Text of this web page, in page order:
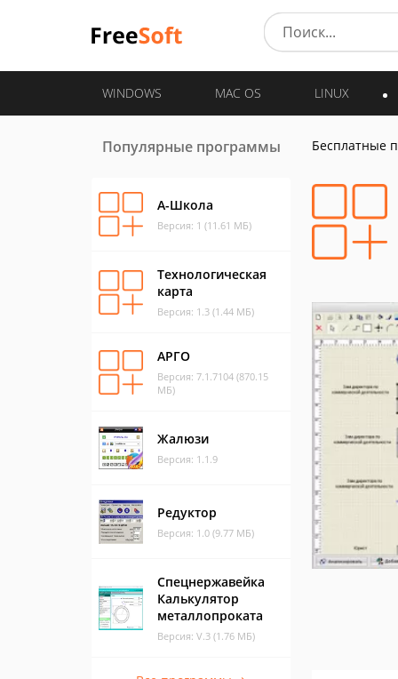
WINDOWS MAC OS LINUX
Популярные программы
А-Школа
Версия: 1 (11.61 МБ)
Технологическая
карта
Версия: 1.3 (1.44 МБ)
АРГО
Версия: 7.1.7104 (870.15
МБ)
Жалюзи
Версия: 1.1.9
Редуктор
Версия: 1.0 (9.77 МБ)
Спецнержавейка
Калькулятор
металлопроката
Версия: V.3 (1.76 МБ)
Бесплатные